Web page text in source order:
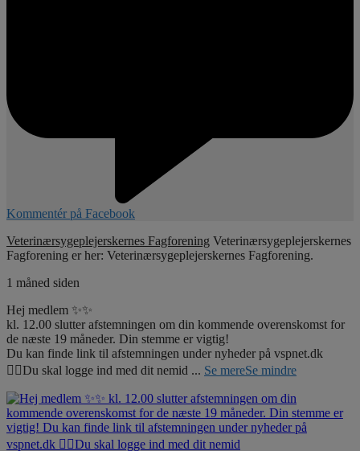
Kommentér på Facebook
Veterinærsygeplejerskernes Fagforening Veterinærsygeplejerskernes
Fagforening er her: Veterinærsygeplejerskernes Fagforening.
1 måned siden
Hej medlem ✨✨
kl. 12.00 slutter afstemningen om din kommende overenskomst for
de næste 19 måneder. Din stemme er vigtig!
Du kan finde link til afstemningen under nyheder på vspnet.dk
☝🏼Du skal logge ind med dit nemid ... Se mereSe mindre